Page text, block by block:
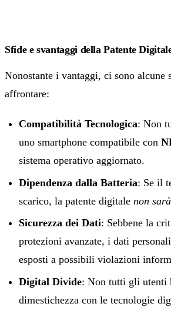
Sfide e svantaggi della Patente
Nonostante i vantaggi, ci sono alcune
affrontare:
Compatibilità Tecnologica: Non
uno smartphone compatibile con
sistema operativo aggiornato.
Dipendenza dalla Batteria: Se il
scarico, la patente digitale non
Sicurezza dei Dati: Sebbene la
protezioni avanzate, i dati
esposti a possibili violazioni
Digital Divide: Non tutti gli utenti
dimestichezza con le tecnologie